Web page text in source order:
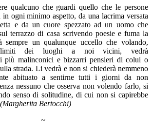
qualcuno che guardi quello che le persone
ogni minimo aspetto, da una lacrima versata
e da un cuore spezzato ad un uomo che
terrazzo di casa scrivendo poesie e fuma la
sempre un qualunque uccello che volando,
limiti dei luoghi a noi vicini, vedrà
i più malinconici e bizzarri pensieri di colui o
strada. Li vedrà e non si chiederà nemmeno
abituato a sentirne tutti i giorni da non
nessuno che osserva non volendo farlo, si
senso di solitudine, di cui non si capirebbe
(Margherita Bertocchi)
~